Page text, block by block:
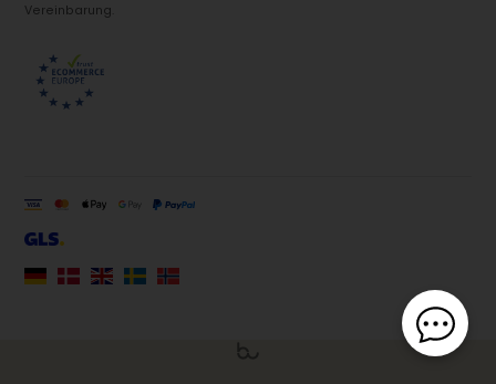
Vereinbarung.